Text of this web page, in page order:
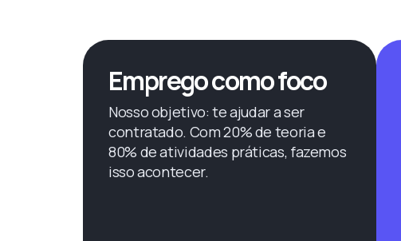
Emprego como foco
Nosso objetivo: te ajudar a ser
contratado. Com 20% de teoria e
80% de atividades práticas, fazemos
isso acontecer.